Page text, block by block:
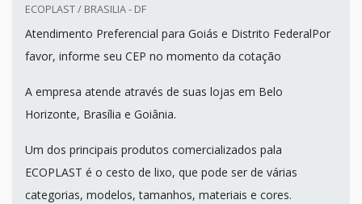
ECOPLAST / BRASILIA - DF
Atendimento Preferencial para Goiás e Distrito FederalPor
favor, informe seu CEP no momento da cotação
A empresa atende através de suas lojas em Belo
Horizonte, Brasília e Goiânia.
Um dos principais produtos comercializados pala
ECOPLAST é o cesto de lixo, que pode ser de várias
categorias, modelos, tamanhos, materiais e cores.